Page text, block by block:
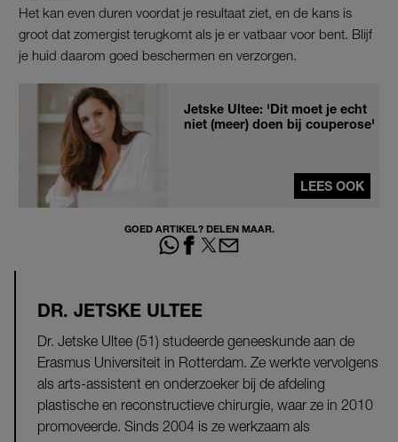
Het kan even duren voordat je resultaat ziet, en de kans is
groot dat zomergist terugkomt als je er vatbaar voor bent. Blijf
je huid daarom goed beschermen en verzorgen.
Jetske Ultee: 'Dit moet je echt
niet (meer) doen bij couperose'
LEES OOK
GOED ARTIKEL? DELEN MAAR.
DR. JETSKE ULTEE
Dr. Jetske Ultee (51) studeerde geneeskunde aan de
Erasmus Universiteit in Rotterdam. Ze werkte vervolgens
als arts-assistent en onderzoeker bij de afdeling
plastische en reconstructieve chirurgie, waar ze in 2010
promoveerde. Sinds 2004 is ze werkzaam als